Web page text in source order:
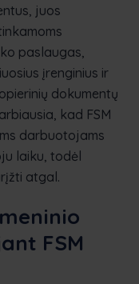
juos
paslaugas,
įrenginius ir
dokumentų
kad FSM
darbuotojams
laiku, todėl
atgal.
FSM